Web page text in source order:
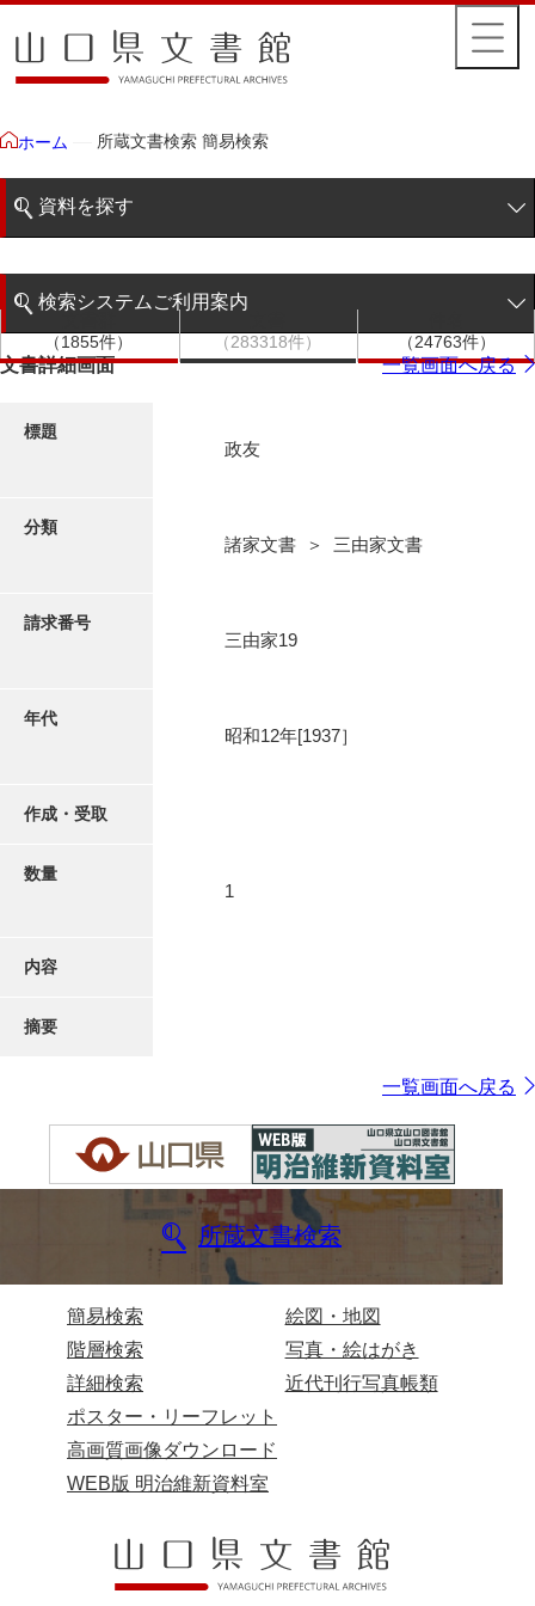
ホーム 所蔵文書検索 簡易検索
資料を探す
階層検索
写真・絵はがき
近代刊行写真帳類
検索システムご利用案内
検索システムの利用について
（1855件）
（283318件）
（24763件）
文書詳細画面 一覧画面へ戻る
標題
政友
分類
諸家文書 ＞ 三由家文書
請求番号
三由家19
年代
昭和12年[1937］
作成・受取
数量
1
内容
摘要
一覧画面へ戻る
所蔵文書検索
簡易検索
階層検索
詳細検索
絵図・地図
写真・絵はがき
近代刊行写真帳類
ポスター・リーフレット
高画質画像ダウンロード
WEB版 明治維新資料室